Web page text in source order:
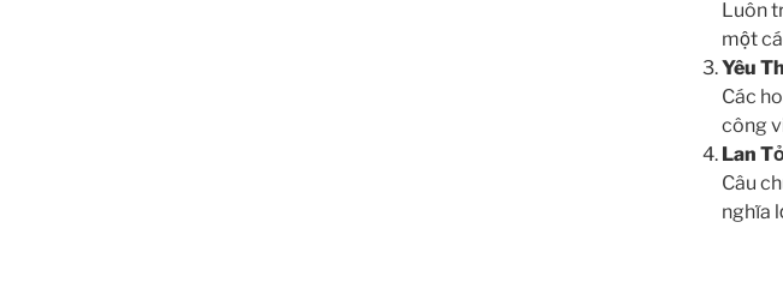
Luôn
một
Yêu
Các
công
Lan
Câu
nghĩa